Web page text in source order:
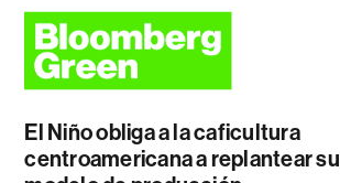
El Niño obliga a la caficultura
centroamericana a replantear su